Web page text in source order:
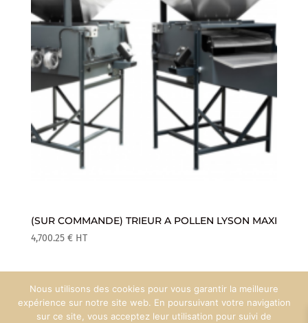
(SUR COMMANDE) TRIEUR A POLLEN LYSON MAXI
4,700.25 € HT
Mentions Légales Espace Pro
Nous utilisons des cookies pour vous garantir la meilleure
expérience sur notre site web. En poursuivant votre navigation
sur ce site, vous acceptez leur utilisation pour suivi de